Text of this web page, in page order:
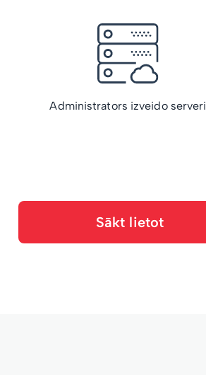
Administrators izveido serveri
Sākt lietot